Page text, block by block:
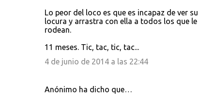
Lo peor del loco es que es incapaz de ver su
locura y arrastra con ella a todos los que le
rodean.
11 meses. Tic, tac, tic, tac...
4 de junio de 2014 a las 22:44
Anónimo ha dicho que…